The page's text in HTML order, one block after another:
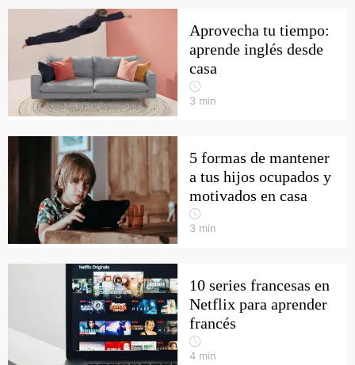
Aprovecha tu tiempo:
aprende inglés desde
casa
3 min
5 formas de mantener
a tus hijos ocupados y
motivados en casa
3 min
10 series francesas en
Netflix para aprender
francés
4 min